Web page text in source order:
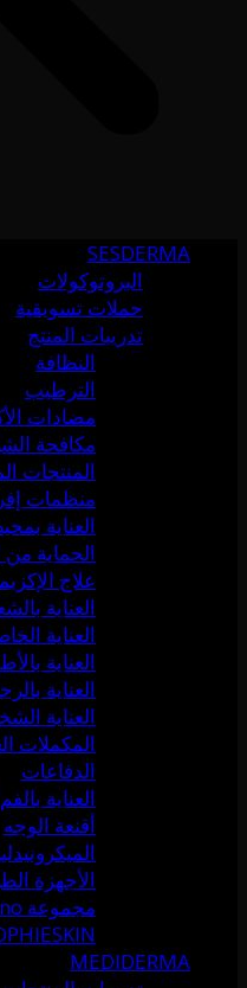
SESDERMA
البروتوكولات
حملات تسويقية
تدريبات المنتج
النظافة
الترطيب
مضادات
مكافحة
المنتجات
منظمات
العناية
الحماية
علاج
العناية
العناية
العناية
العناية
العناية
المكملات
الدفاعات
العناية
أقنعة الوجه
الأجهزة
مجموعة Dr. Serrano
MEDIDERMA